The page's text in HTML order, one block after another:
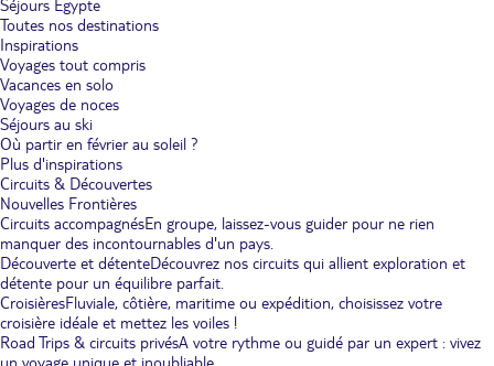
Séjours Egypte
Toutes nos destinations
Inspirations
Voyages tout compris
Vacances en solo
Voyages de noces
Séjours au ski
Où partir en février au soleil ?
Plus d'inspirations
Circuits & Découvertes
Nouvelles Frontières
Circuits accompagnésEn groupe, laissez-vous guider pour ne rien
manquer des incontournables d'un pays.
Découverte et détenteDécouvrez nos circuits qui allient exploration et
détente pour un équilibre parfait.
CroisièresFluviale, côtière, maritime ou expédition, choisissez votre
croisière idéale et mettez les voiles !
Road Trips & circuits privésA votre rythme ou guidé par un expert : vivez